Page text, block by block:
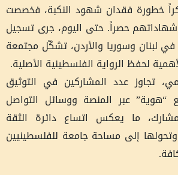
خطورة فقدان شهود النكبة، فخصصت
شهاداتهم حصراً. حتى اليوم، جرى تسجيل
مقابلة في لبنان وسوريا والأردن، تشكّل مجتمعة
لحفظ الرواية الفلسطينية الأصلية.
تجاوز عدد المشاركين في التوثيق
“هوية” عبر المنصة ووسائل التواصل
50,000 مشارك، ما يعكس اتساع دائرة الثقة
إلى مساحة جامعة للفلسطينيين